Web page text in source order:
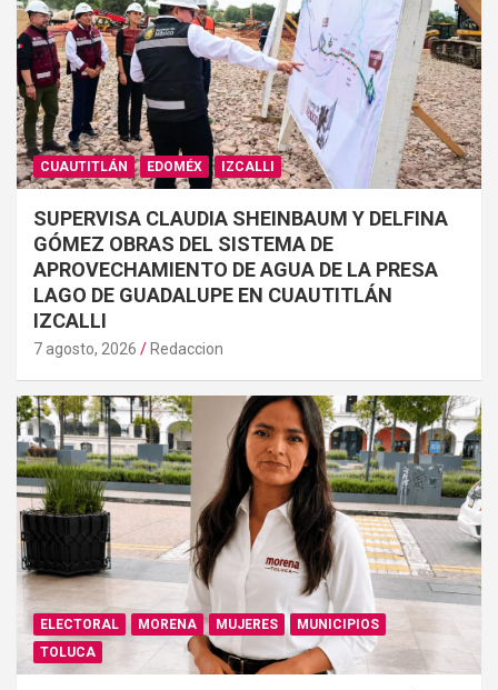
CUAUTITLÁN EDOMÉX IZCALLI
SUPERVISA CLAUDIA SHEINBAUM Y DELFINA
GÓMEZ OBRAS DEL SISTEMA DE
APROVECHAMIENTO DE AGUA DE LA PRESA
LAGO DE GUADALUPE EN CUAUTITLÁN
IZCALLI
7 agosto, 2026 Redaccion
ELECTORAL MORENA MUJERES
MUNICIPIOS
TOLUCA